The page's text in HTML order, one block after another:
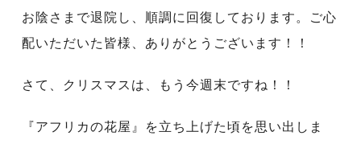
お陰さまで退院し、順調に回復しております。ご心
配いただいた皆様、ありがとうございます！！
さて、クリスマスは、もう今週末ですね！！
『アフリカの花屋』を立ち上げた頃を思い出しま